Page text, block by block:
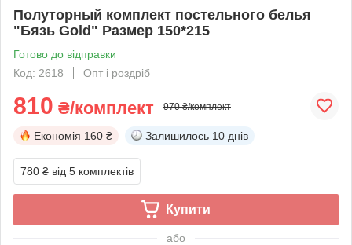
Полуторный комплект постельного белья
"Бязь Gold" Размер 150*215
Готово до відправки
Код: 2618
Опт і роздріб
810 ₴/комплект 970 ₴/комплект
Економія 160 ₴ Залишилось 10 днів
780 ₴ від 5 комплектів
Купити
або